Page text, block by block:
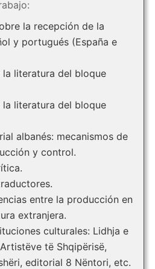
la recepción de la
y portugués (España e
literatura del bloque
literatura del bloque
albanés: mecanismos de
y control.
entre la producción en
extranjera.
culturales: Lidhja e
të Shqipërisë,
editorial 8 Nëntori, etc.